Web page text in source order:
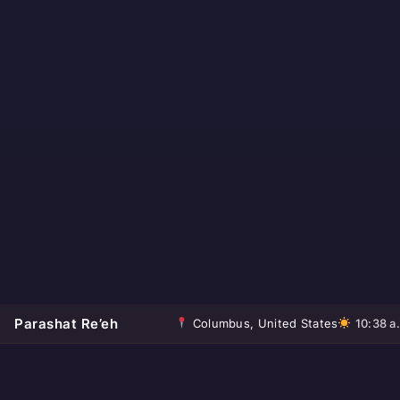
Parashat Re’eh Columbus, United States 10:38